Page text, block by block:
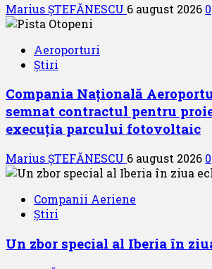
Marius ȘTEFĂNESCU 6 august 2026 0
Aeroporturi
Știri
Compania Națională
semnat contractul pentru
execuția parcului fotovoltaic
Marius ȘTEFĂNESCU 6 august 2026 0
Companii Aeriene
Știri
Un zbor special al Iberia în